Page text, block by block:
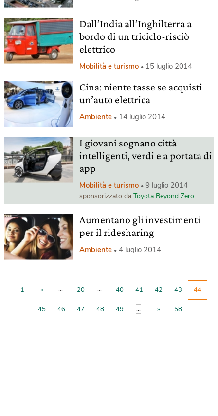
Dall’India all’Inghilterra a
bordo di un triciclo-risciò
elettrico
Mobilità e turismo 15 luglio 2014
Cina: niente tasse se acquisti
un’auto elettrica
Ambiente 14 luglio 2014
I giovani sognano città
intelligenti, verdi e a portata di
app
Mobilità e turismo 9 luglio 2014
sponsorizzato da Toyota Beyond Zero
Aumentano gli investimenti
per il ridesharing
Ambiente 4 luglio 2014
1 « ... 20 ... 40 41 42 43 44
45 46 47 48 49 ... » 58